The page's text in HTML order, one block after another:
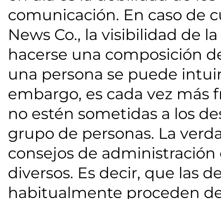
comunicación. En caso de
News Co., la visibilidad de
hacerse una composición
una persona se puede
embargo, es cada vez más
no estén sometidas a los
grupo de personas. La
consejos de
diversos. Es decir, que las
habitualmente proceden